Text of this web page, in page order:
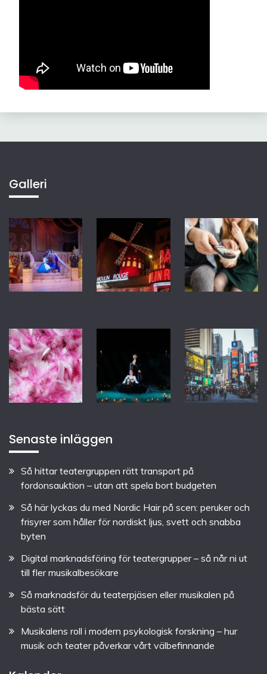
Galleri
Senaste inläggen
Så hittar teatergruppen rätt transport på
fordonsauktion – utan att spela bort budgeten
Så här lyckas du med Nordic Hair på scen: peruker och
frisyrer som håller för nordiskt ljus, svett och snabba
byten
Digital marknadsföring för teatergrupper – så når ni ut
till fler musikalbesökare
Så marknadsför du teaterpjäsen eller musikalen på
bästa sätt
Musikalens roll i modern psykologisk forskning – hur
musik och teater påverkar vårt välbefinnande